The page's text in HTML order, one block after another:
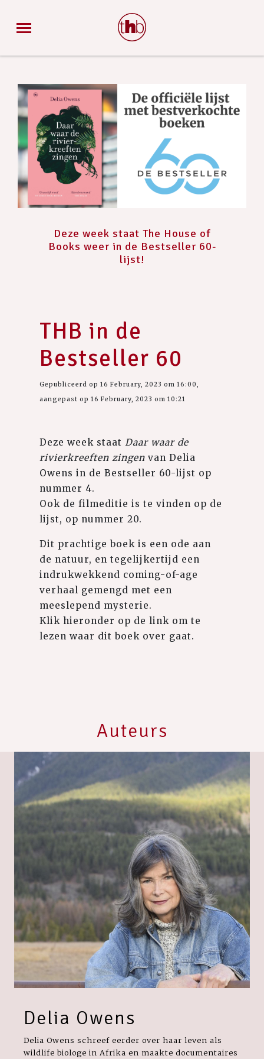
Deze week staat The House of
Books weer in de Bestseller 60-
lijst!
THB in de
Bestseller 60
Gepubliceerd op 16 February, 2023 om 16:00,
aangepast op 16 February, 2023 om 10:21
Deze week staat Daar waar de
rivierkreeften zingen van Delia
Owens in de Bestseller 60-lijst op
nummer 4.
Ook de filmeditie is te vinden op de
lijst, op nummer 20.
Dit prachtige boek is een ode aan
de natuur, en tegelijkertijd een
indrukwekkend coming-of-age
verhaal gemengd met een
meeslepend mysterie.
Klik hieronder op de link om te
lezen waar dit boek over gaat.
Auteurs
Delia Owens
Delia Owens schreef eerder over haar leven als
wildlife biologe in Afrika en maakte documentaires